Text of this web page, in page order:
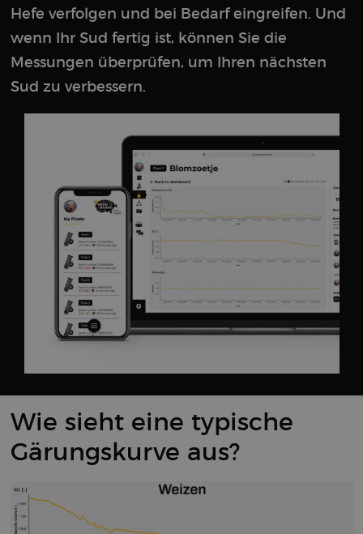
Hefe verfolgen und bei Bedarf eingreifen. Und
wenn Ihr Sud fertig ist, können Sie die
Messungen überprüfen, um Ihren nächsten
Sud zu verbessern.
Wie sieht eine typische
Gärungskurve aus?